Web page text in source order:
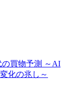
の買物予測 ～AI
化の兆し～